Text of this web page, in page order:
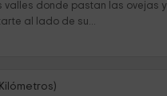
donde pastan las ovejas y
al lado de su...